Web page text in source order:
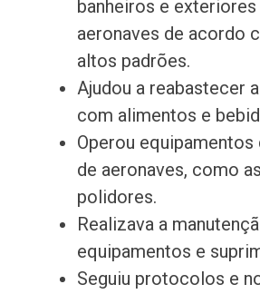
banheiros e exteriores
aeronaves de acordo
altos padrões.
Ajudou a reabastecer
com alimentos e
Operou
de aeronaves, como
polidores.
Realizava a
equipamentos e
Seguiu protocolos e